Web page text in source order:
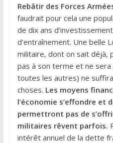
Rebâtir des Forces
faudrait pour cela une
de dix ans
d’entraînement. Une belle
militaire, dont on sait déjà,
pas à son terme et ne
toutes les autres) ne
choses. Les moyens
l’économie s’effondre et
permettront pas de
militaires rêvent parfois.
intérêt annuel de la dette